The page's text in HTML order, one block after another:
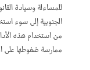
للمساءلة وسيادة
الجنوبية إلى سوء
من استخدام هذه
ممارسة ضغوطها على